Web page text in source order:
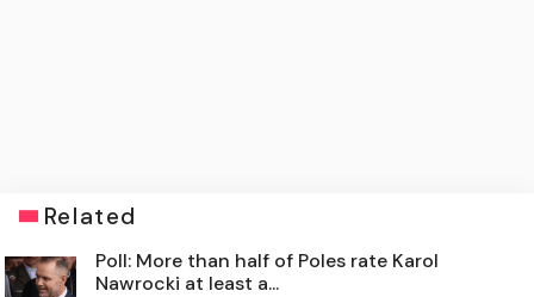
Related
Poll: More than half of Poles rate Karol
Nawrocki at least a...